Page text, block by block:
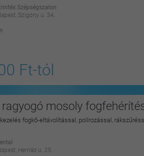
Szépségszalon
Szigony u. 34.
Ft-tól
mosoly
fogkő-eltávolítással, polírozással,
Hernád u. 25.